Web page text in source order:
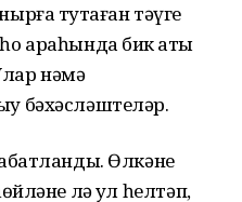
туҡтаған тәүге
араһында бик ҡаты
нәмә
бәхәсләштеләр.
Өлкәне
лә ҡул һелтәп,